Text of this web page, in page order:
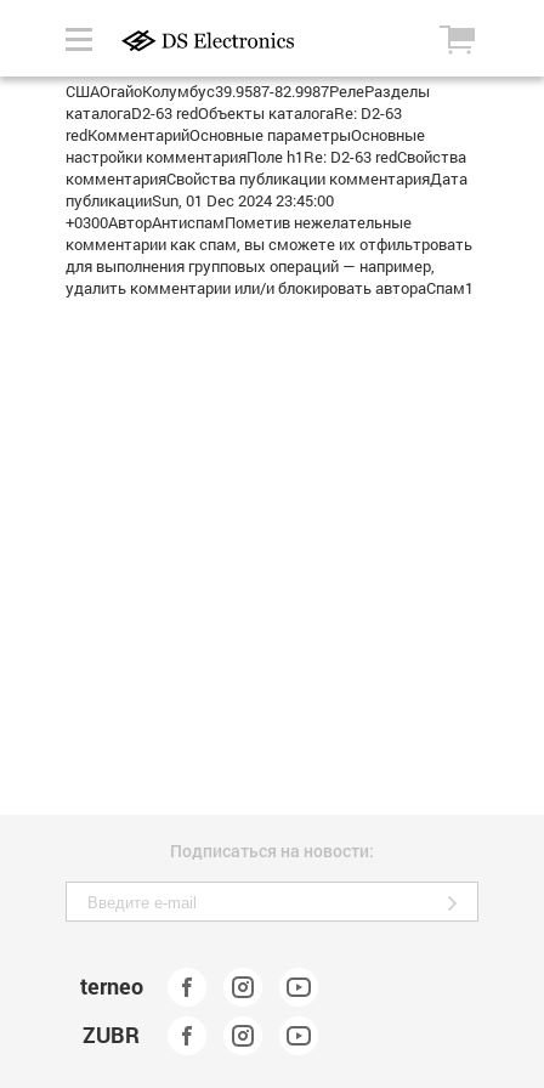
СШАОгайоКолумбус39.9587-82.9987РелеРазделы
каталогаD2-63 redОбъекты каталогаRe: D2-63
redКомментарийОсновные параметрыОсновные
настройки комментарияПоле h1Re: D2-63 redСвойства
комментарияСвойства публикации комментарияДата
публикацииSun, 01 Dec 2024 23:45:00
+0300АвторАнтиспамПометив нежелательные
комментарии как спам, вы сможете их отфильтровать
для выполнения групповых операций — например,
удалить комментарии или/и блокировать автораСпам1
Подписаться на новости:
terneo
ZUBR